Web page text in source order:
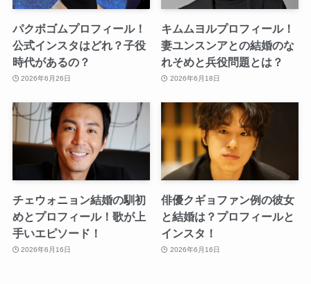
パクボゴムプロフィール！
公式インスタはどれ？子役
時代があるの？
2026年6月26日
キムムヨルプロフィール！
妻ユンスンアとの結婚のな
れそめと兵役問題とは？
2026年6月18日
チェウォニョン結婚の馴初
めとプロフィール！歌が上
手いエピソード！
2026年6月16日
俳優クギョファン例の彼女
と結婚は？プロフィールと
インスタ！
2026年6月16日